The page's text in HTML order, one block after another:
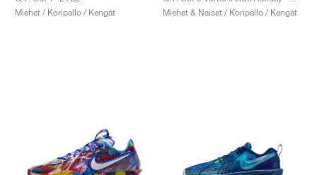
Miehet / Koripallo / Kengät
Miehet & Naiset / Koripallo / Kengät